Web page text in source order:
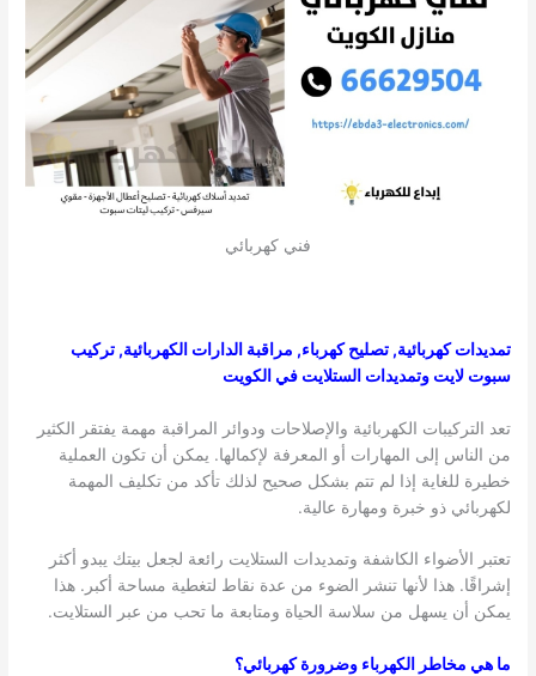
فني كهربائي
تمديدات كهربائية, تصليح كهرباء, مراقبة الدارات الكهربائية, تركيب
سبوت لايت وتمديدات الستلايت في الكويت
تعد التركيبات الكهربائية والإصلاحات ودوائر المراقبة مهمة يفتقر الكثير
من الناس إلى المهارات أو المعرفة لإكمالها. يمكن أن تكون العملية
خطيرة للغاية إذا لم تتم بشكل صحيح لذلك تأكد من تكليف المهمة
لكهربائي ذو خبرة ومهارة عالية.
تعتبر الأضواء الكاشفة وتمديدات الستلايت رائعة لجعل بيتك يبدو أكثر
إشراقًا. هذا لأنها تنشر الضوء من عدة نقاط لتغطية مساحة أكبر. هذا
يمكن أن يسهل من سلاسة الحياة ومتابعة ما تحب من عبر الستلايت.
ما هي مخاطر الكهرباء وضرورة كهربائي؟